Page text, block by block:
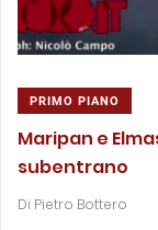
PRIMO PIANO
Maripan e
subentrano
Di Pietro Bottero